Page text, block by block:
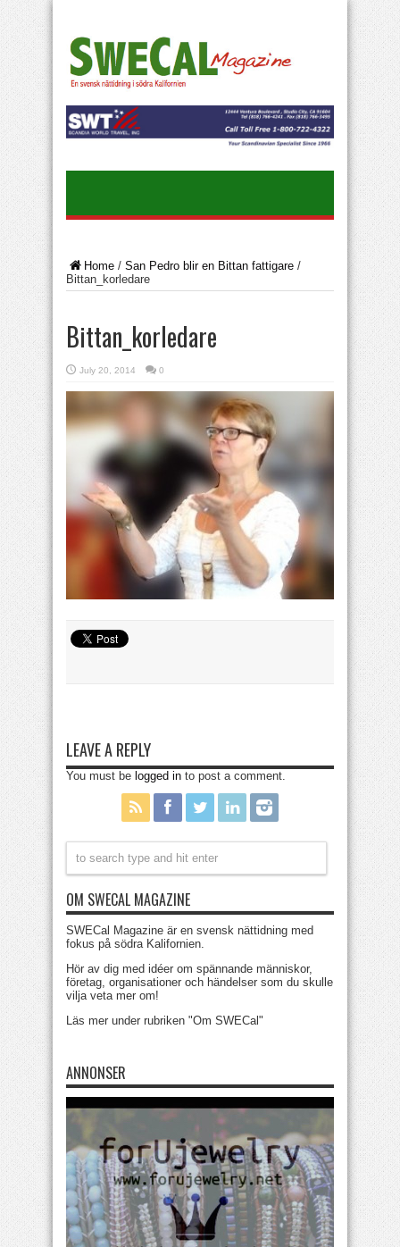
Home / San Pedro blir en Bittan fattigare /
Bittan_korledare
Bittan_korledare
July 20, 2014 0
LEAVE A REPLY
You must be logged in to post a comment.
OM SWECAL MAGAZINE
SWECal Magazine är en svensk nättidning med
fokus på södra Kalifornien.
Hör av dig med idéer om spännande människor,
företag, organisationer och händelser som du skulle
vilja veta mer om!
Läs mer under rubriken "Om SWECal"
ANNONSER